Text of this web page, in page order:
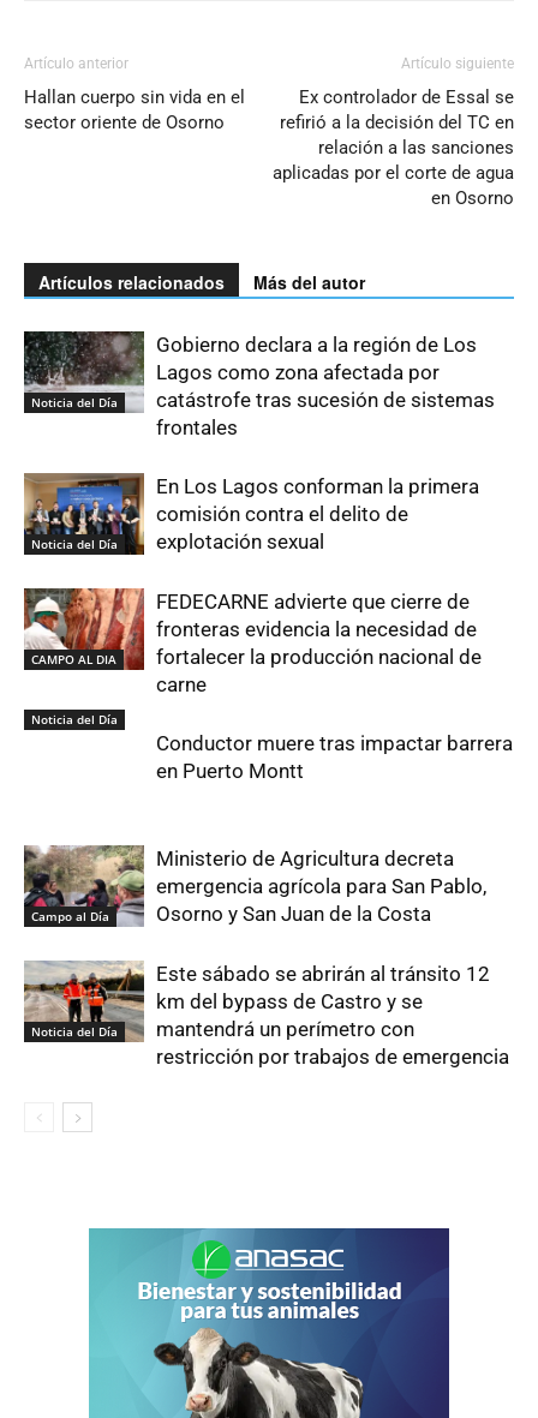
Artículo anterior
Hallan cuerpo sin vida en el
sector oriente de Osorno
Artículo siguiente
Ex controlador de Essal se
refirió a la decisión del TC en
relación a las sanciones
aplicadas por el corte de agua
en Osorno
Artículos relacionados Más del autor
Noticia del Día
Gobierno declara a la región de Los
Lagos como zona afectada por
catástrofe tras sucesión de sistemas
frontales
Noticia del Día
En Los Lagos conforman la primera
comisión contra el delito de
explotación sexual
CAMPO AL DIA
FEDECARNE advierte que cierre de
fronteras evidencia la necesidad de
fortalecer la producción nacional de
carne
Noticia del Día
Conductor muere tras impactar barrera
en Puerto Montt
Campo al Día
Ministerio de Agricultura decreta
emergencia agrícola para San Pablo,
Osorno y San Juan de la Costa
Noticia del Día
Este sábado se abrirán al tránsito 12
km del bypass de Castro y se
mantendrá un perímetro con
restricción por trabajos de emergencia